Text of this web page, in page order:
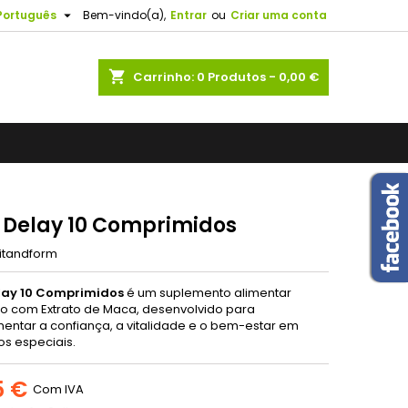
Bem-vindo(a), Entrar ou Criar uma conta

shopping_cart Carrinho: 0 Produtos - 0,00 €
10 Comprimidos
10 Comprimidosé um suplemento alimentar
com Extrato de Maca, desenvolvido para
a confiança, a vitalidade e o bem-estar em
especiais.
€ Com IVA